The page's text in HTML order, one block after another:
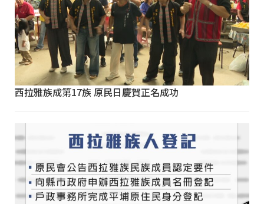
西拉雅族成第17族 原民日慶賀正名成功